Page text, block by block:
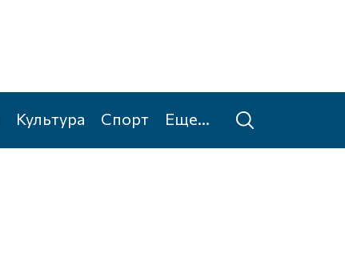
Культура Спорт Еще...